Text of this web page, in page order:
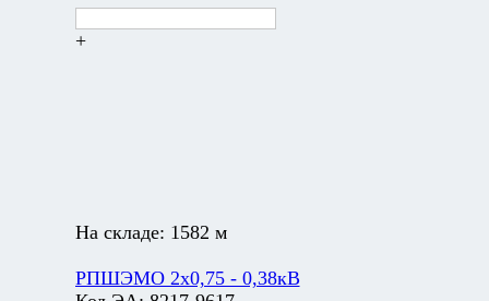
+
На складе: 1582 м
РПШЭМО 2х0,75 - 0,38кВ